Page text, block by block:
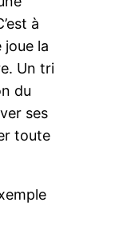
à
joue la
Un tri
du
ses
toute